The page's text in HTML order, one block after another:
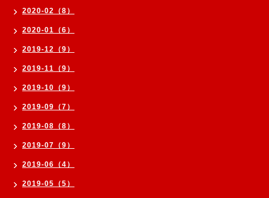
2020-02（8）
2020-01（6）
2019-12（9）
2019-11（9）
2019-10（9）
2019-09（7）
2019-08（8）
2019-07（9）
2019-06（4）
2019-05（5）